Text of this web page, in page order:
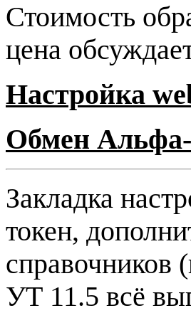
Стоимость
цена
Настройка
Обмен Альфа-
Закладка
токен,
справочников
УТ 11.5 всё